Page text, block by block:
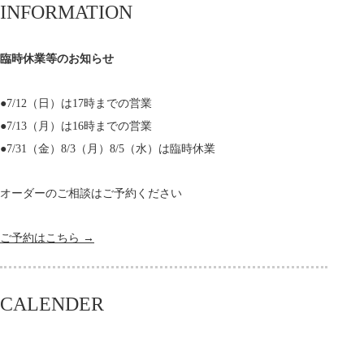
INFORMATION
臨時休業等のお知らせ
●7/12（日）は17時までの営業
●7/13（月）は16時までの営業
●7/31（金）8/3（月）8/5（水）は臨時休業
オーダーのご相談はご予約ください
ご予約はこちら →
CALENDER